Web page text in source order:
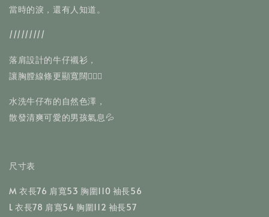
當時的淚，還有人知道。
/////////
落肩設計的牛仔襯衫，
讓胸膛線條更顯寬闊🧔🏻‍♂️
水洗牛仔布的自然色澤，
散發清爽可愛的男孩氣息💦
尺寸表
M 衣長76 肩寬53 胸圍110 袖長56
L 衣長78 肩寬54 胸圍112 袖長57